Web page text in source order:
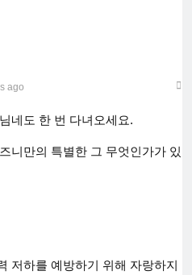
ago
네도 한 번 다녀오세요.
니만의 특별한 그 무엇인가가 있
저하를 예방하기 위해 자랑하지